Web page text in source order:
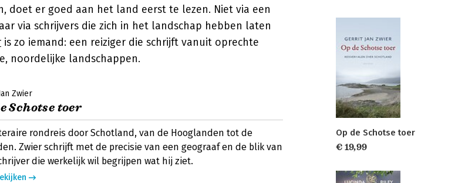
doet er goed aan het land eerst te lezen. Niet via een
via schrijvers die zich in het landschap hebben laten
is zo iemand: een reiziger die schrijft vanuit oprechte
noordelijke landschappen.
Zwier
Schotse toer
rondreis door Schotland, van de Hooglanden tot de
Zwier schrijft met de precisie van een geograaf en de blik van
die werkelijk wil begrijpen wat hij ziet.
Op de Schotse toer
€ 19,99